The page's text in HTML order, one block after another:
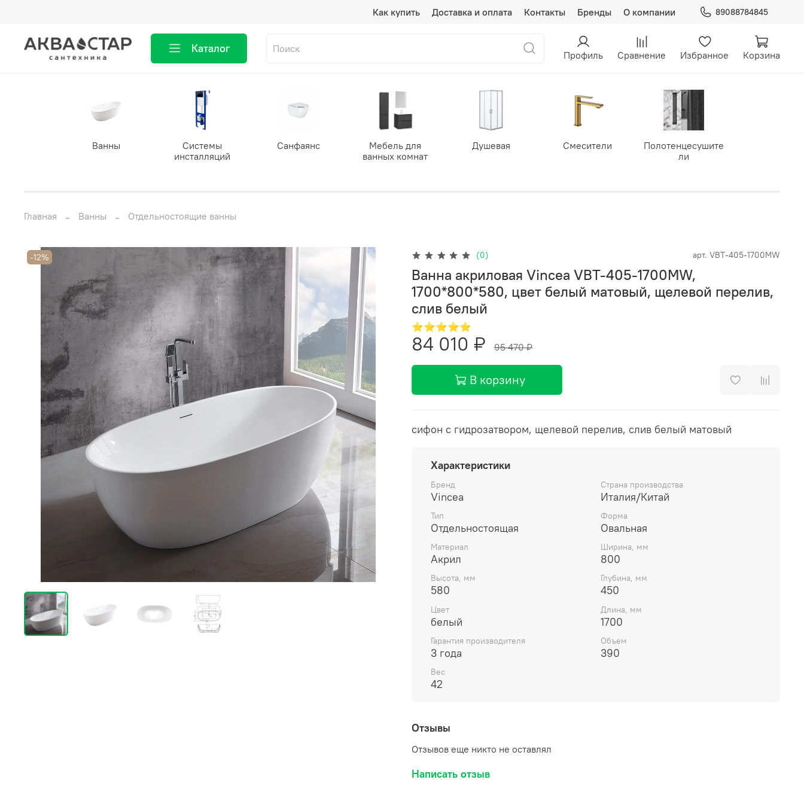
Как купить Доставка и оплата Контакты Бренды О компании 89088784845
Каталог Профиль Сравнение Избранное Корзина
Ванны
Системы
инсталляций
Санфаянс
Мебель для
ванных комнат
Душевая Смесители
Полотенцесушите
ли
Главная Ванны Отдельностоящие ванны
-12% (0) арт. VBT-405-1700MW
Ванна акриловая Vincea VBT-405-1700MW,
1700*800*580, цвет белый матовый, щелевой перелив,
слив белый
⭐⭐⭐⭐⭐
84 010 ₽ 95 470 ₽
В корзину
сифон с гидрозатвором, щелевой перелив, слив белый матовый
Характеристики
Бренд
Vincea
Страна производства
Италия/Китай
Тип
Отдельностоящая
Форма
Овальная
Материал
Акрил
Ширина, мм
800
Высота, мм
580
Глубина, мм
450
Цвет
белый
Длина, мм
1700
Гарантия производителя
3 года
Объем
390
Вес
42
Отзывы
Отзывов еще никто не оставлял
Написать отзыв